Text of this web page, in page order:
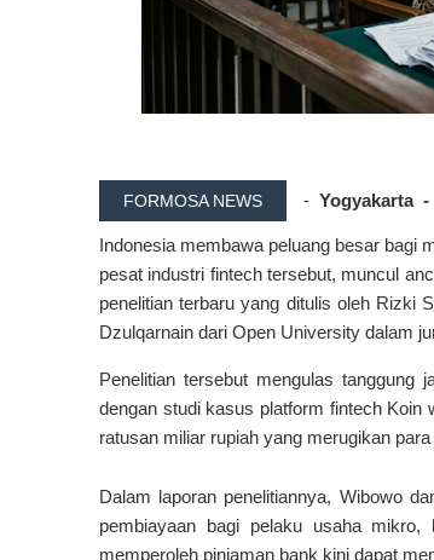
FORMOSA NEWS -Yogyakarta -
Indonesia membawa peluang besar bagi
pesat industri fintech tersebut, muncul
penelitian terbaru yang ditulis oleh Rizki
Dzulqarnain dari Open University dalam
Penelitian tersebut mengulas tanggung
dengan studi kasus platform fintech Koin
ratusan miliar rupiah yang merugikan
Dalam laporan penelitiannya, Wibowo
pembiayaan bagi pelaku usaha
memperoleh pinjaman bank kini dapat